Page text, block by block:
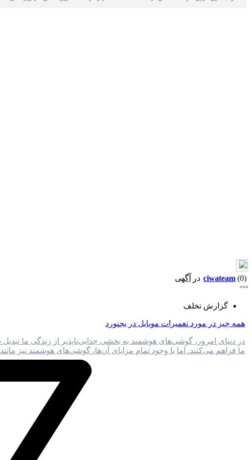
ciwateam (0) در آگهی
گزارش تخلف
همه چیز در مورد تعمیرات موبایل در بجنورد
در دنیای امروز، گوشی‌های هوشمند به بخشی جدایی‌ناپذیر از زندگی ما
ما فراهم می‌کنند. اما با وجود تمام مزایای آن‌ها، گوشی‌های هوشمند نیز